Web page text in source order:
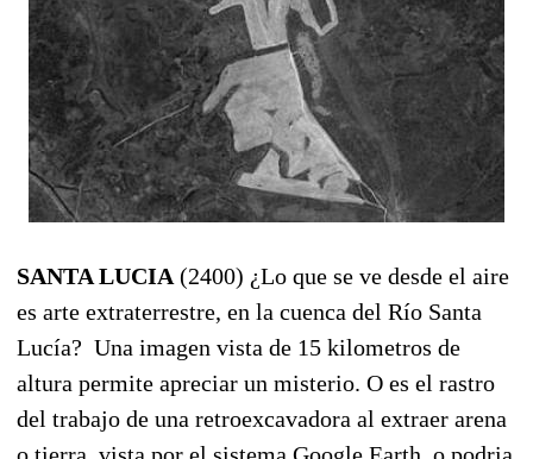
SANTA LUCIA (2400) ¿Lo que se ve desde el aire
es arte extraterrestre, en la cuenca del Río Santa
Lucía? Una imagen vista de 15 kilometros de
altura permite apreciar un misterio. O es el rastro
del trabajo de una retroexcavadora al extraer arena